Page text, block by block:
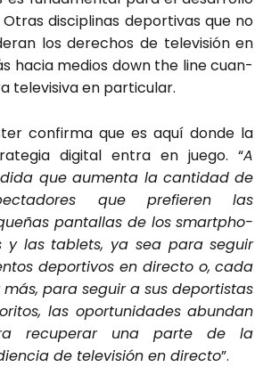
dis­ci­pli­nas depor­ti­vas que no
los dere­chos de tele­vi­sión en
hacia medios down the line cuan­
tele­vi­si­va en par­ti­cu­lar.
con­fir­ma que es aquí don­de la
digi­tal entra en jue­go. “A
que aumen­ta la can­ti­dad de
que pre­fie­ren las
pan­ta­llas de los smartpho­
y las tablets, ya sea para seguir
depor­ti­vos en direc­to o, cada
más, para seguir a sus depor­tis­tas
las opor­tu­ni­da­des abun­dan
recu­pe­rar una par­te de la
de tele­vi­sión en direc­to”.